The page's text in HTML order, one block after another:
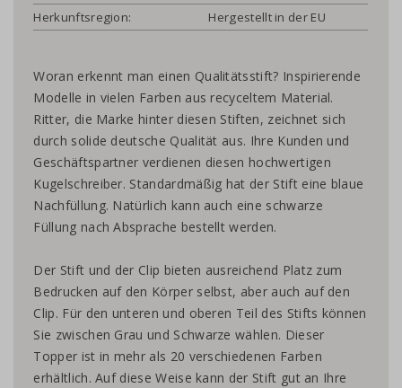
Herkunftsregion:
Hergestellt in der EU
Woran erkennt man einen Qualitätsstift? Inspirierende
Modelle in vielen Farben aus recyceltem Material.
Ritter, die Marke hinter diesen Stiften, zeichnet sich
durch solide deutsche Qualität aus. Ihre Kunden und
Geschäftspartner verdienen diesen hochwertigen
Kugelschreiber. Standardmäßig hat der Stift eine blaue
Nachfüllung. Natürlich kann auch eine schwarze
Füllung nach Absprache bestellt werden.
Der Stift und der Clip bieten ausreichend Platz zum
Bedrucken auf den Körper selbst, aber auch auf den
Clip. Für den unteren und oberen Teil des Stifts können
Sie zwischen Grau und Schwarze wählen. Dieser
Topper ist in mehr als 20 verschiedenen Farben
erhältlich. Auf diese Weise kann der Stift gut an Ihre